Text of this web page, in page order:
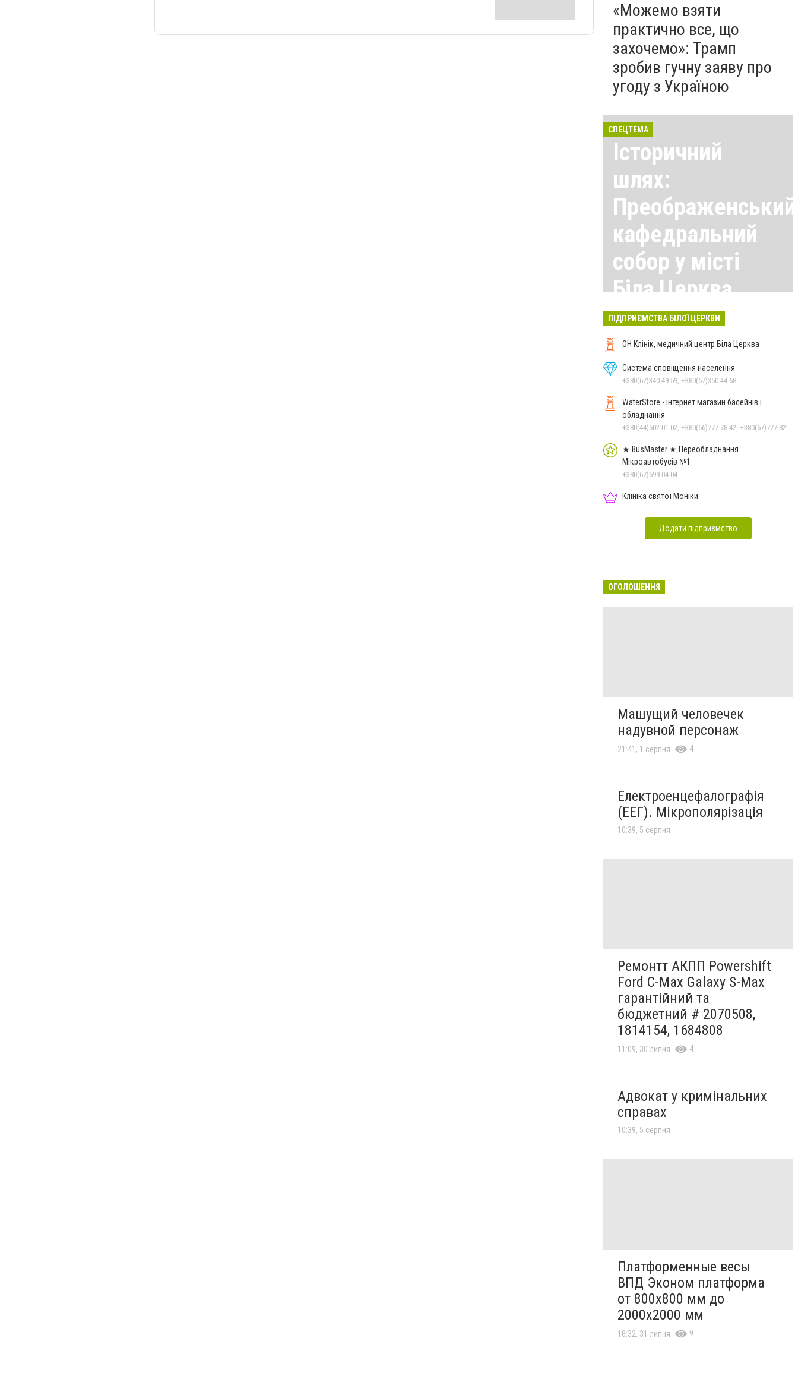
«Можемо взяти
практично все, що
захочемо»: Трамп
зробив гучну заяву про
угоду з Україною
СПЕЦТЕМА
Історичний
шлях:
Преображенський
кафедральний
собор у місті
Біла Церква
Всі матеріали тут
ПІДПРИЄМСТВА БІЛОЇ ЦЕРКВИ
ОН Клінік, медичний центр Біла Церква
Система сповіщення населення
+380(67)340-49-59, +380(67)350-44-68
WaterStore - інтернет магазин басейнів і
обладнання
★ BusMaster ★ Переобладнання
Мікроавтобусів №1
+380(67)599-04-04
Клініка святої Моніки
Додати підприємство
ОГОЛОШЕННЯ
Машущий человечек
надувной персонаж
21:41, 1 серпня 4
Електроенцефалографія
(ЕЕГ). Мікрополярізація
10:39, 5 серпня
Ремонтт АКПП Powershift
Ford C-Max Galaxy S-Max
гарантійний та
бюджетний # 2070508,
1814154, 1684808
11:09, 30 липня 4
Адвокат у кримінальних
справах
10:39, 5 серпня
Платформенные весы
ВПД Эконом платформа
от 800х800 мм до
2000х2000 мм
18:32, 31 липня 9